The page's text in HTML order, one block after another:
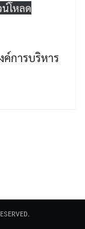
น์โหลด
การบริหาร